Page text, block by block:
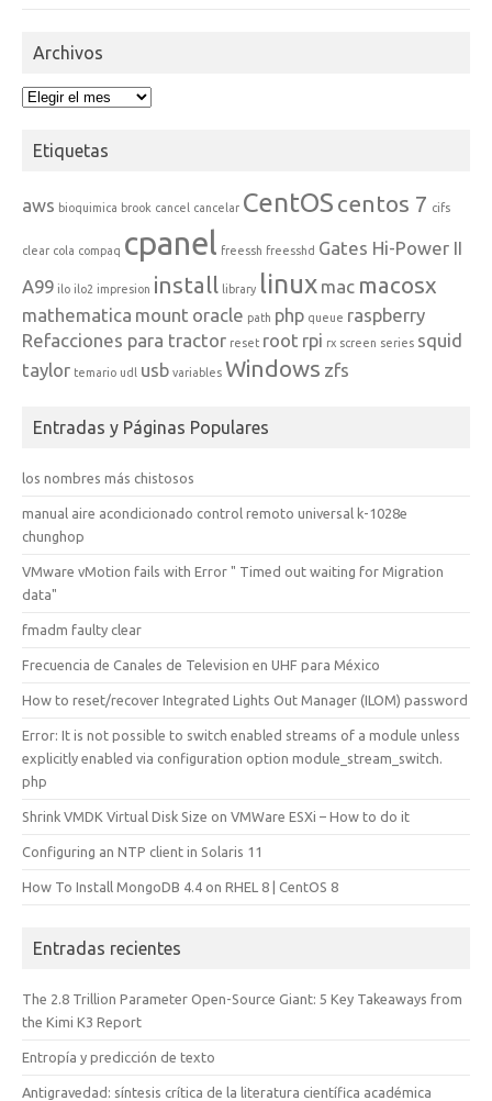
Archivos
Archivos
Etiquetas
aws bioquimica brook cancel cancelar CentOS centos 7 cifs
clear cola compaq cpanel freessh freesshd Gates Hi-Power II
A99 ilo ilo2 impresion install library linux mac macosx
mathematica mount oracle path php queue raspberry
Refacciones para tractor reset root rpi rx screen series squid
taylor temario udl usb variables Windows zfs
Entradas y Páginas Populares
los nombres más chistosos
manual aire acondicionado control remoto universal k-1028e
chunghop
VMware vMotion fails with Error " Timed out waiting for Migration
data"
fmadm faulty clear
Frecuencia de Canales de Television en UHF para México
How to reset/recover Integrated Lights Out Manager (ILOM) password
Error: It is not possible to switch enabled streams of a module unless
explicitly enabled via configuration option module_stream_switch.
php
Shrink VMDK Virtual Disk Size on VMWare ESXi – How to do it
Configuring an NTP client in Solaris 11
How To Install MongoDB 4.4 on RHEL 8 | CentOS 8
Entradas recientes
The 2.8 Trillion Parameter Open-Source Giant: 5 Key Takeaways from
the Kimi K3 Report
Entropía y predicción de texto
Antigravedad: síntesis crítica de la literatura científica académica